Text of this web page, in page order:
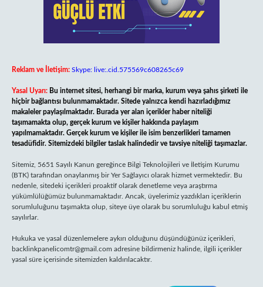
Reklam ve İletişim: Skype: live:.cid.575569c608265c69
Yasal Uyarı: Bu internet sitesi, herhangi bir marka, kurum veya şahıs şirketi ile
hiçbir bağlantısı bulunmamaktadır. Sitede yalnızca kendi hazırladığımız
makaleler paylaşılmaktadır. Burada yer alan içerikler haber niteliği
taşımamakta olup, gerçek kurum ve kişiler hakkında paylaşım
yapılmamaktadır. Gerçek kurum ve kişiler ile isim benzerlikleri tamamen
tesadüfidir. Sitemizdeki bilgiler taslak halindedir ve tavsiye niteliği taşımazlar.
Sitemiz, 5651 Sayılı Kanun gereğince Bilgi Teknolojileri ve İletişim Kurumu
(BTK) tarafından onaylanmış bir Yer Sağlayıcı olarak hizmet vermektedir. Bu
nedenle, sitedeki içerikleri proaktif olarak denetleme veya araştırma
yükümlülüğümüz bulunmamaktadır. Ancak, üyelerimiz yazdıkları içeriklerin
sorumluluğunu taşımakta olup, siteye üye olarak bu sorumluluğu kabul etmiş
sayılırlar.
Hukuka ve yasal düzenlemelere aykırı olduğunu düşündüğünüz içerikleri,
backlinkpanelicomtr@gmail.com adresine bildirmeniz halinde, ilgili içerikler
yasal süre içerisinde sitemizden kaldırılacaktır.